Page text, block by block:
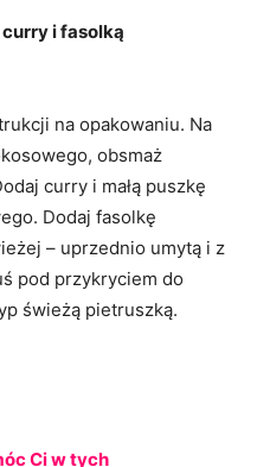
i fasolką
na opakowaniu. Na
obsmaż
curry i małą puszkę
Dodaj fasolkę
– uprzednio umytą i z
pod przykryciem do
świeżą pietruszką.
Ci w tych